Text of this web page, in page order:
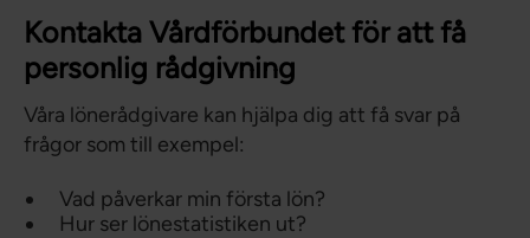
Kontakta Vårdförbundet för att få
personlig rådgivning
Våra lönerådgivare kan hjälpa dig att få svar på
frågor som till exempel:
Vad påverkar min första lön?
Hur ser lönestatistiken ut?